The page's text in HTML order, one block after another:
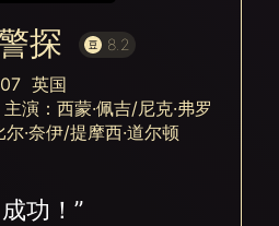
探 8.2
英国
演：西蒙·佩吉/尼克·弗罗
·奈伊/提摩西·道尔顿
功！”